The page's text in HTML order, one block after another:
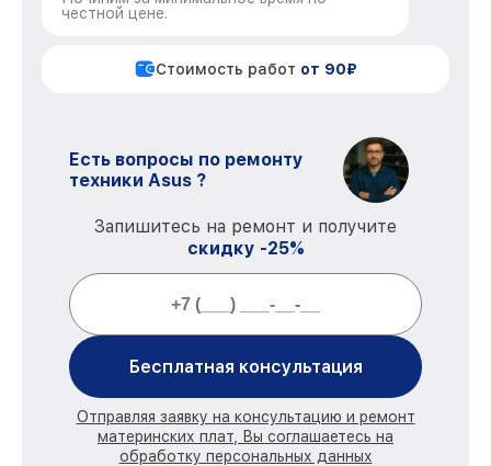
честной цене.
Стоимость работ от 90₽
Есть вопросы по ремонту
техники Asus ?
Запишитесь на ремонт и получите
скидку -25%
Бесплатная консультация
Отправляя заявку на консультацию и ремонт
материнских плат, Вы соглашаетесь на
обработку персональных данных